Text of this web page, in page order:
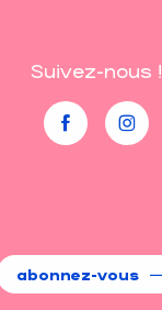
Suivez-nous !
abonnez-vous